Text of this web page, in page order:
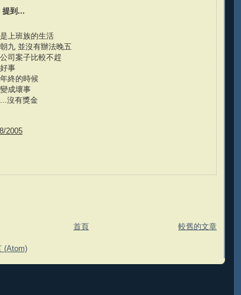
提到...
上班族的生活
九 並沒有辦法晚五
司案子比較不趕
事
終的時候
成壞事
沒有獎金
2005
較舊的文章
首頁
(Atom)